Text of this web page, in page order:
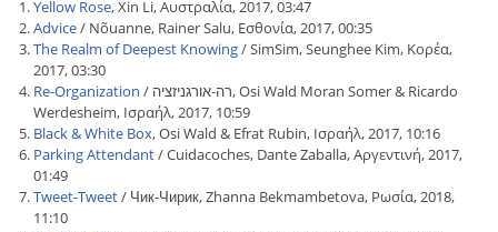
Yellow Rose, Xin Li, Αυστραλία, 2017, 03:47
Advice/ Nõuanne, Rainer Salu, Εσθονία, 2017, 00:35
The Realm of Deepest Knowing/ SimSim, Seunghee Kim, Κορέα,
2017, 03:30
Re-Organization / רה-אורגניזציה, Osi Wald Moran Somer & Ricardo
Werdesheim, Ισραήλ, 2017, 10:59
Black & White Box, Osi Wald & Efrat Rubin, Ισραήλ, 2017, 10:16
Parking Attendant/ Cuidacoches, Dante Zaballa, Αργεντινή, 2017,
01:49
Tweet-Tweet/ Чик-Чирик, Zhanna Bekmambetova, Ρωσία, 2018,
11:10